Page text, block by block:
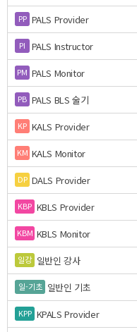
PP PALS Provider
PI PALS Instructor
PM PALS Monitor
PB PALS BLS 술기
KP KALS Provider
KM KALS Monitor
DP DALS Provider
KBP KBLS Provider
KBM KBLS Monitor
일강 일반인 강사
일-기초 일반인 기초
KPP KPALS Provider